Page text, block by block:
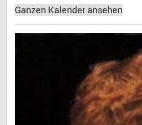
Ganzen Kalender ansehen